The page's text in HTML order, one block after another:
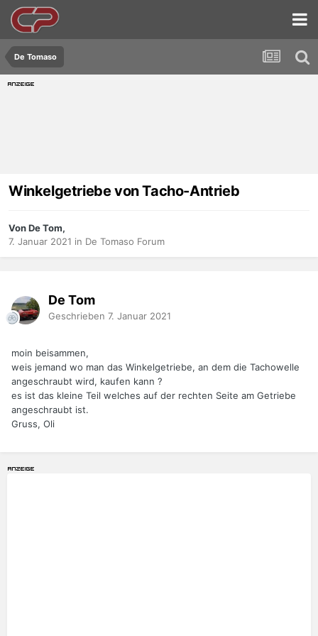
De Tomaso
Winkelgetriebe von Tacho-Antrieb
Von De Tom,
7. Januar 2021 in De Tomaso Forum
De Tom
Geschrieben 7. Januar 2021
moin beisammen,
weis jemand wo man das Winkelgetriebe, an dem die Tachowelle
angeschraubt wird, kaufen kann ?
es ist das kleine Teil welches auf der rechten Seite am Getriebe
angeschraubt ist.
Gruss, Oli